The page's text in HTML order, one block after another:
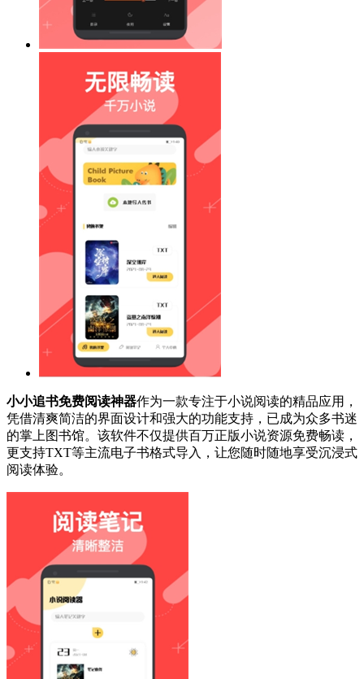
小小追书免费阅读神器作为一款专注于小说阅读的精品应用，
凭借清爽简洁的界面设计和强大的功能支持，已成为众多书迷
的掌上图书馆。该软件不仅提供百万正版小说资源免费畅读，
更支持TXT等主流电子书格式导入，让您随时随地享受沉浸式
阅读体验。